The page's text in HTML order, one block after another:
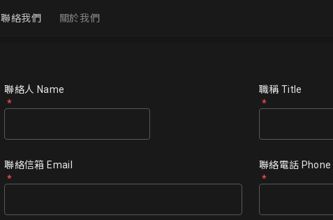
聯絡我們 關於我們
聯絡人 Name 職稱 Title
聯絡信箱 Email 聯絡電話 Phone